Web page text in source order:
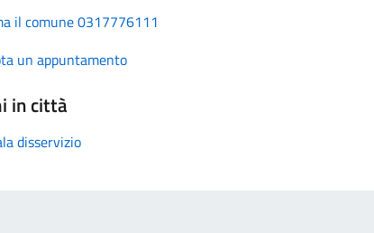
il comune 0317776111
un appuntamento
in città
disservizio